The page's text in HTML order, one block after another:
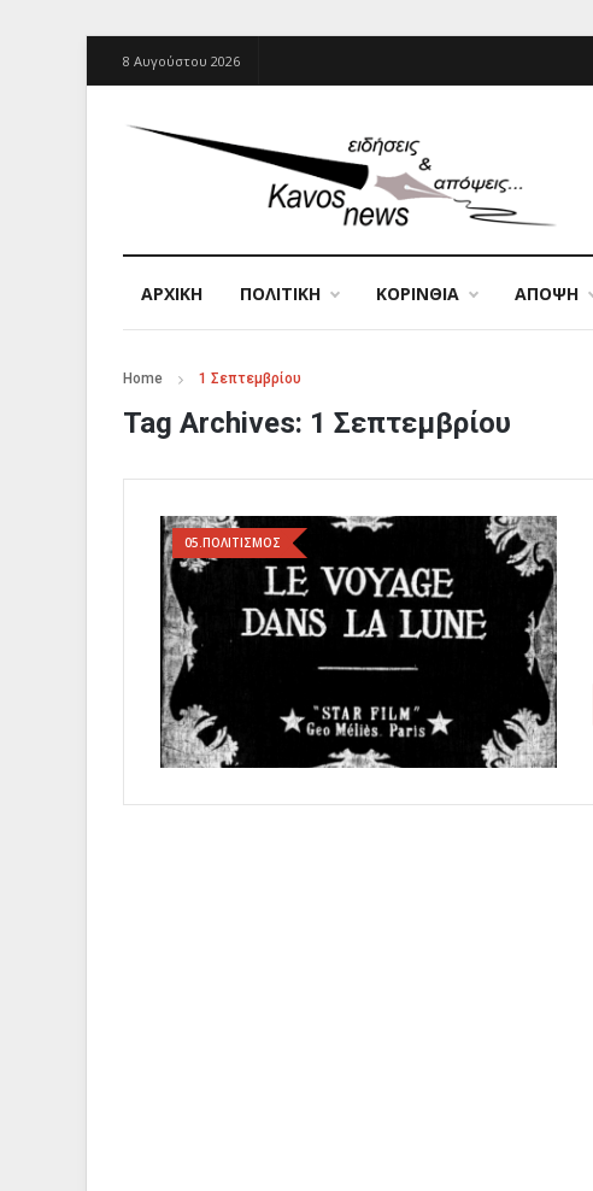
8 Αυγούστου 2026
ΑΡΧΙΚΉ ΠΟΛΙΤΙΚΗ ΚΟΡΙΝΘΙΑ ΑΠΟΨΗ
Home 1 Σεπτεμβρίου
Tag Archives: 1 Σεπτεμβρίου
05.ΠΟΛΙΤΙΣΜΟΣ